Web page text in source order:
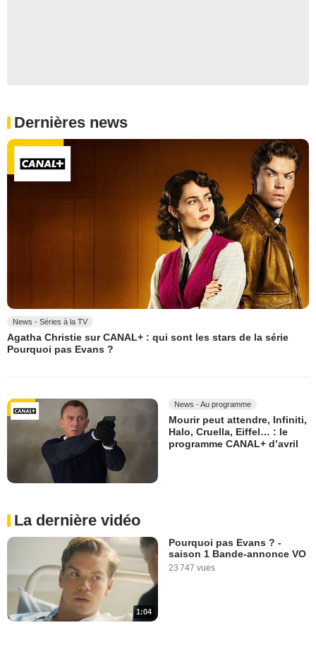
Dernières news
News - Séries à la TV
Agatha Christie sur CANAL+ : qui sont les stars de la série
Pourquoi pas Evans ?
News - Au programme
Mourir peut attendre, Infiniti,
Halo, Cruella, Eiffel… : le
programme CANAL+ d’avril
La dernière vidéo
1:04
Pourquoi pas Evans ? -
saison 1 Bande-annonce VO
23 747 vues